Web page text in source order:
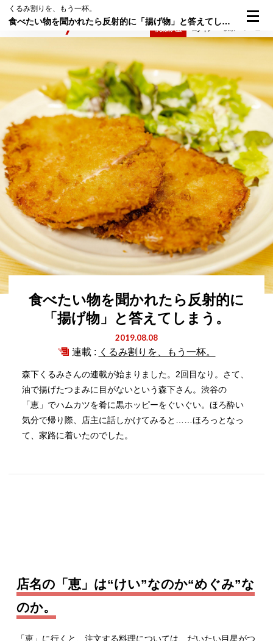
くるみ割りを、もう一杯。
食べたい物を聞かれたら反射的に「揚げ物」と答えてしまう。
食べたい物を聞かれたら反射的に
「揚げ物」と答えてしまう。
2019.08.08
連載 : くるみ割りを、もう一杯。
森下くるみさんの連載が始まりました。2回目なり。さて、
油で揚げたつまみに目がないという森下さん。渋谷の
「恵」でハムカツを肴に黒ホッピーをぐいぐい。ほろ酔い
気分で帰り際、店主に話しかけてみると……ほろっとなっ
て、家路に着いたのでした。
店名の「恵」は“けい”なのか“めぐみ”な
のか。
「恵」に行くと、注文する料理については、だいたい目星がつ